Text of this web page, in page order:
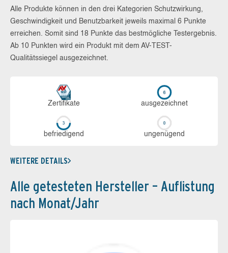
Alle Produkte können in den drei Kategorien Schutzwirkung,
Geschwindigkeit und Benutzbarkeit jeweils maximal 6 Punkte
erreichen. Somit sind 18 Punkte das bestmögliche Testergebnis.
Ab 10 Punkten wird ein Produkt mit dem AV-TEST-
Qualitätssiegel ausgezeichnet.
Zerti­fikate aus­ge­zeich­net
be­frie­di­gend un­ge­nü­gend
WEITERE DETAILS
Alle getesteten Hersteller – Auflistung
nach Monat/Jahr